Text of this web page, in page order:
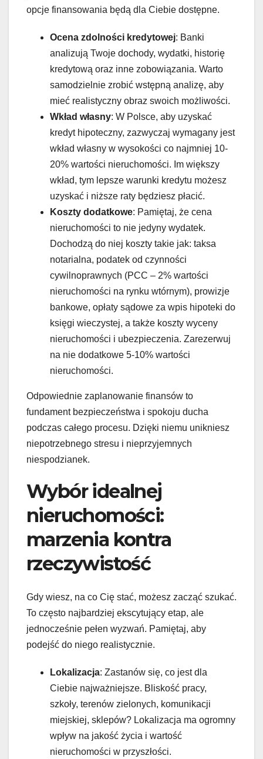
opcje finansowania będą dla Ciebie dostępne.
Ocena zdolności kredytowej: Banki
analizują Twoje dochody, wydatki, historię
kredytową oraz inne zobowiązania. Warto
samodzielnie zrobić wstępną analizę, aby
mieć realistyczny obraz swoich możliwości.
Wkład własny: W Polsce, aby uzyskać
kredyt hipoteczny, zazwyczaj wymagany jest
wkład własny w wysokości co najmniej 10-
20% wartości nieruchomości. Im większy
wkład, tym lepsze warunki kredytu możesz
uzyskać i niższe raty będziesz płacić.
Koszty dodatkowe: Pamiętaj, że cena
nieruchomości to nie jedyny wydatek.
Dochodzą do niej koszty takie jak: taksa
notarialna, podatek od czynności
cywilnoprawnych (PCC – 2% wartości
nieruchomości na rynku wtórnym), prowizje
bankowe, opłaty sądowe za wpis hipoteki do
księgi wieczystej, a także koszty wyceny
nieruchomości i ubezpieczenia. Zarezerwuj
na nie dodatkowe 5-10% wartości
nieruchomości.
Odpowiednie zaplanowanie finansów to
fundament bezpieczeństwa i spokoju ducha
podczas całego procesu. Dzięki niemu unikniesz
niepotrzebnego stresu i nieprzyjemnych
niespodzianek.
Wybór idealnej
nieruchomości:
marzenia kontra
rzeczywistość
Gdy wiesz, na co Cię stać, możesz zacząć szukać.
To często najbardziej ekscytujący etap, ale
jednocześnie pełen wyzwań. Pamiętaj, aby
podejść do niego realistycznie.
Lokalizacja: Zastanów się, co jest dla
Ciebie najważniejsze. Bliskość pracy,
szkoły, terenów zielonych, komunikacji
miejskiej, sklepów? Lokalizacja ma ogromny
wpływ na jakość życia i wartość
nieruchomości w przyszłości.